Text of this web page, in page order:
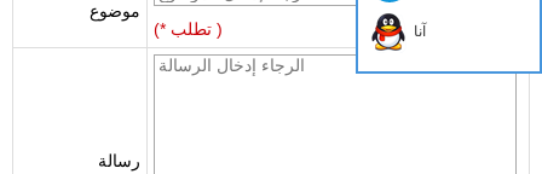
موضوع
(* تطلب )
رسالة
آنا